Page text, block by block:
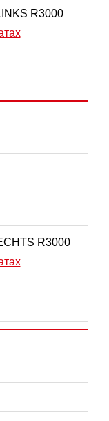
R3000
R3000